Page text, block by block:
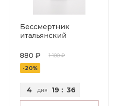
Бессмертник
итальянский
880 ₽
1 100 ₽
-20%
4 дня 19 : 36